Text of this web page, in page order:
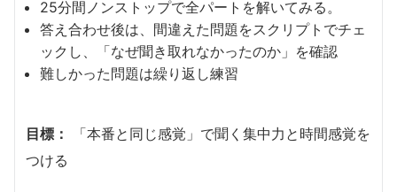
25分間ノンストップで全パートを解いてみる。
答え合わせ後は、間違えた問題をスクリプトでチェ
ックし、「なぜ聞き取れなかったのか」を確認
難しかった問題は繰り返し練習
目標：
「本番と同じ感覚」で聞く集中力と時間感覚を
つける